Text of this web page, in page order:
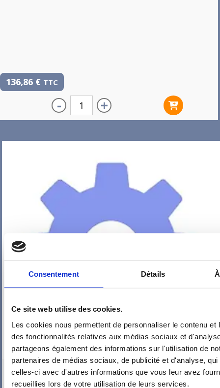
Consentement Détails
Ce site web utilise des cookies.
Les cookies nous permettent de personnaliser le contenu et
des fonctionnalités relatives aux médias sociaux et
partageons également des informations sur l'utilisation de
partenaires de médias sociaux, de publicité et d'analyse,
celles-ci avec d'autres informations que vous leur avez
recueillies lors de votre utilisation de leurs services.
136,86 € TTC
- +
PIEUVRE PRO-FIL PERSONNALISÉE : P1 : CHAMBRE – SDB –
COULOIR (LAMPES ET PRISES)